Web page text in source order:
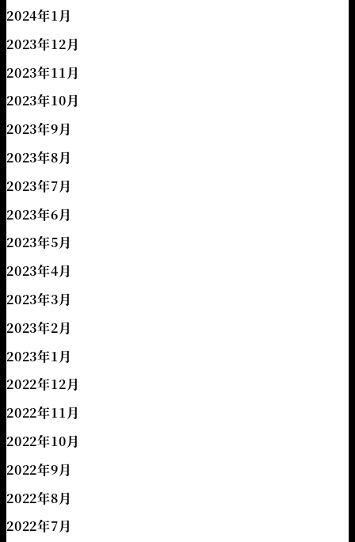
2024年1月
2023年12月
2023年11月
2023年10月
2023年9月
2023年8月
2023年7月
2023年6月
2023年5月
2023年4月
2023年3月
2023年2月
2023年1月
2022年12月
2022年11月
2022年10月
2022年9月
2022年8月
2022年7月